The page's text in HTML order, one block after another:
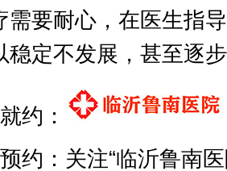
需要耐心，在医生指
稳定不发展，甚至逐
约：
：关注“临沂鲁南医